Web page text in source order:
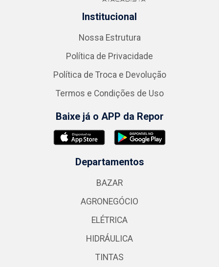
Institucional
Nossa Estrutura
Política de Privacidade
Política de Troca e Devolução
Termos e Condições de Uso
Baixe já o APP da Repor
Departamentos
BAZAR
AGRONEGÓCIO
ELÉTRICA
HIDRÁULICA
TINTAS